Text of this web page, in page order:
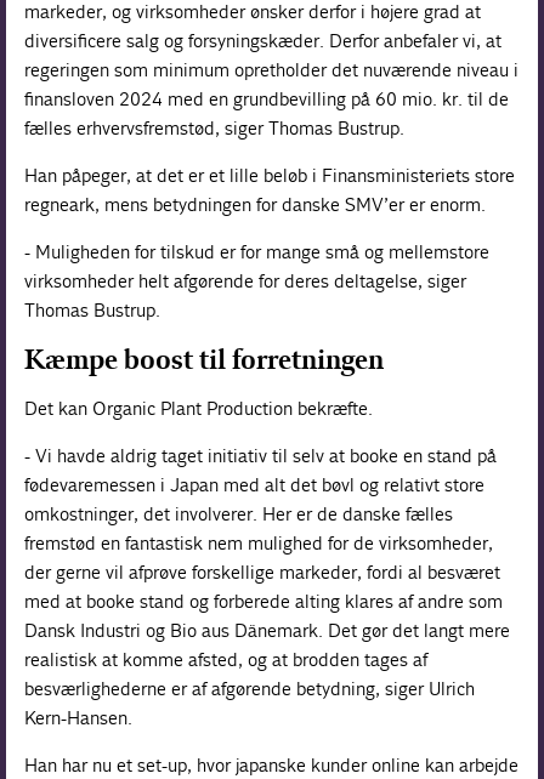
markeder, og virksomheder ønsker derfor i højere grad at
diversificere salg og forsyningskæder. Derfor anbefaler vi, at
regeringen som minimum opretholder det nuværende niveau i
finansloven 2024 med en grundbevilling på 60 mio. kr. til de
fælles erhvervsfremstød, siger Thomas Bustrup.
Han påpeger, at det er et lille beløb i Finansministeriets store
regneark, mens betydningen for danske SMV’er er enorm.
- Muligheden for tilskud er for mange små og mellemstore
virksomheder helt afgørende for deres deltagelse, siger
Thomas Bustrup.
Kæmpe boost til forretningen
Det kan Organic Plant Production bekræfte.
- Vi havde aldrig taget initiativ til selv at booke en stand på
fødevaremessen i Japan med alt det bøvl og relativt store
omkostninger, det involverer. Her er de danske fælles
fremstød en fantastisk nem mulighed for de virksomheder,
der gerne vil afprøve forskellige markeder, fordi al besværet
med at booke stand og forberede alting klares af andre som
Dansk Industri og Bio aus Dänemark. Det gør det langt mere
realistisk at komme afsted, og at brodden tages af
besværlighederne er af afgørende betydning, siger Ulrich
Kern-Hansen.
Han har nu et set-up, hvor japanske kunder online kan arbejde